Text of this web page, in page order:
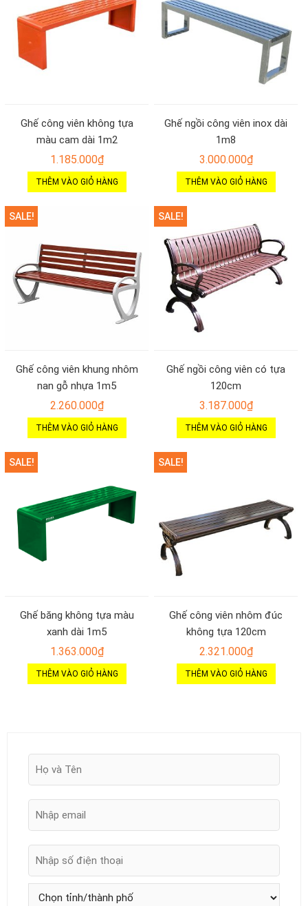
Ghế công viên không tựa
màu cam dài 1m2
1.185.000₫
THÊM VÀO GIỎ HÀNG
Ghế ngồi công viên inox dài
1m8
3.000.000₫
THÊM VÀO GIỎ HÀNG
SALE!
Ghế công viên khung nhôm
nan gỗ nhựa 1m5
2.260.000₫
THÊM VÀO GIỎ HÀNG
SALE!
Ghế ngồi công viên có tựa
120cm
3.187.000₫
THÊM VÀO GIỎ HÀNG
SALE!
Ghế băng không tựa màu
xanh dài 1m5
1.363.000₫
THÊM VÀO GIỎ HÀNG
SALE!
Ghế công viên nhôm đúc
không tựa 120cm
2.321.000₫
THÊM VÀO GIỎ HÀNG